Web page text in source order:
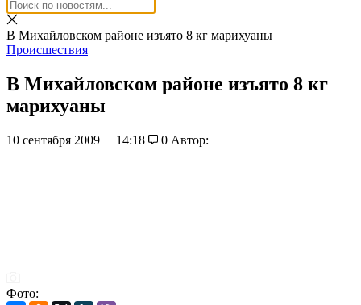
В Михайловском районе изъято 8 кг марихуаны
Происшествия
В Михайловском районе изъято 8 кг
марихуаны
10 сентября 2009 14:18 0 Автор:
Фото: